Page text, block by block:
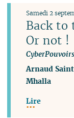
Back to
Or not !
CyberPouvoirs
Samedi 2
Arnaud
Mhalla
Lire